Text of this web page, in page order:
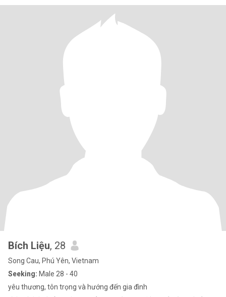
Bích Liệu, 28
Song Cau, Phú Yên, Vietnam
Seeking: Male 28 - 40
yêu thương, tôn trọng và hướng đến gia đình